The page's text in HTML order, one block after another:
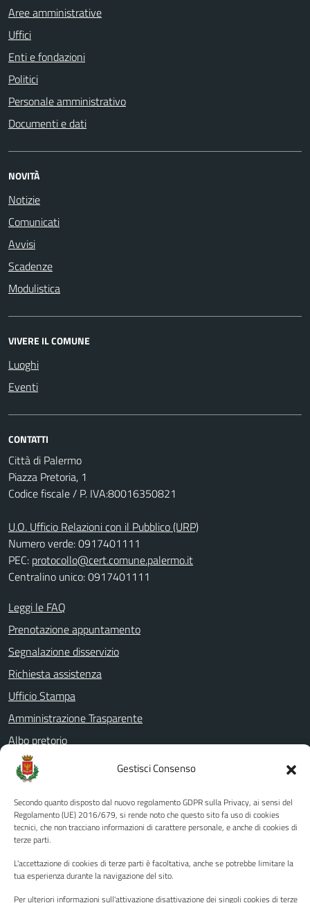
Gestisci Consenso
Secondo quanto disposto dal nuovo regolamento GDPR sulla Privacy, ai sensi del
Regolamento (UE) 2016/679, si rende noto che questo sito fa uso di cookies
tecnici, che non tracciano informazioni di carattere personale, e anche di cookies di
terze parti.
L'accettazione di cookies di terze parti è facoltativa, anche se potrebbe limitare la
tua esperienza durante la navigazione del sito.
Per ulteriori informazioni sull'attivazione disattivazione dei singoli cookies di terze
Aree amministrative
Uffici
Enti e fondazioni
Politici
Personale amministrativo
Documenti e dati
NOVITÀ
Notizie
Comunicati
Avvisi
Scadenze
Modulistica
VIVERE IL COMUNE
Luoghi
Eventi
CONTATTI
Città di Palermo
Piazza Pretoria, 1
Codice fiscale / P. IVA:80016350821
U.O. Ufficio Relazioni con il Pubblico (URP)
Numero verde: 0917401111
PEC: protocollo@cert.comune.palermo.it
Centralino unico: 0917401111
Leggi le FAQ
Prenotazione appuntamento
Segnalazione disservizio
Richiesta assistenza
Ufficio Stampa
Amministrazione Trasparente
Albo pretorio
Informativa privacy
Note legali
Dichiarazione di accessibilità
Piano di miglioramento del sito
SEGUICI SU